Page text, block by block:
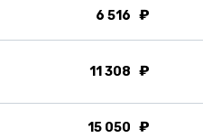
6 516
11 308
15 050